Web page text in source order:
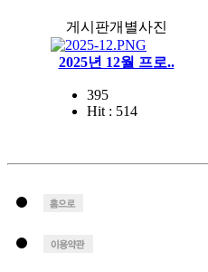
게시판개별사진
2025년 12월 프로..
395
Hit : 514